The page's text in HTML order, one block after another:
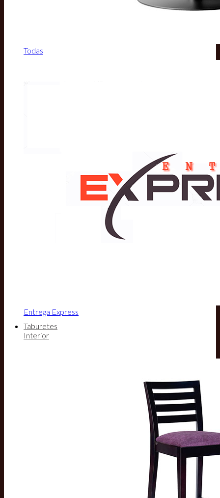
Todas
Entrega Express
Taburetes
Interior